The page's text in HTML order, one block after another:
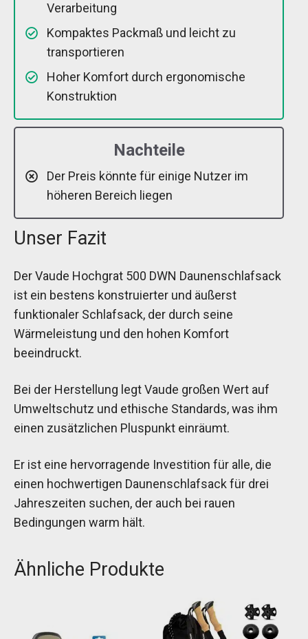
Verarbeitung
Kompaktes Packmaß und leicht zu
transportieren
Hoher Komfort durch ergonomische
Konstruktion
Nachteile
Der Preis könnte für einige Nutzer im
höheren Bereich liegen
Unser Fazit
Der Vaude Hochgrat 500 DWN Daunenschlafsack
ist ein bestens konstruierter und äußerst
funktionaler Schlafsack, der durch seine
Wärmeleistung und den hohen Komfort
beeindruckt.
Bei der Herstellung legt Vaude großen Wert auf
Umweltschutz und ethische Standards, was ihm
einen zusätzlichen Pluspunkt einräumt.
Er ist eine hervorragende Investition für alle, die
einen hochwertigen Daunenschlafsack für drei
Jahreszeiten suchen, der auch bei rauen
Bedingungen warm hält.
Ähnliche Produkte